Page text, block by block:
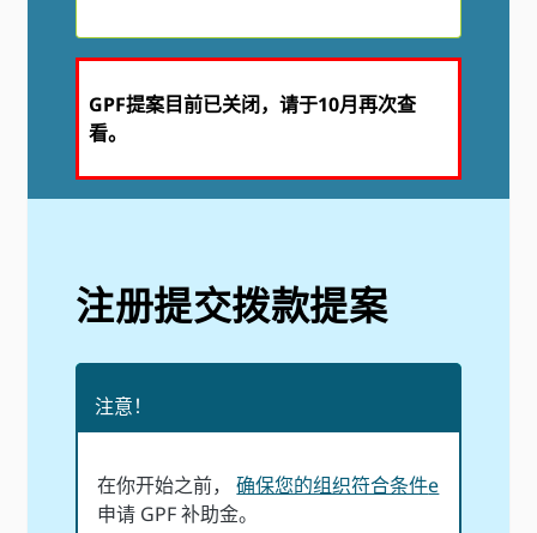
GPF提案目前已关闭，请于10月再次查
看。
注册提交拨款提案
注意！
在你开始之前，确保您的组织符合条件e
申请 GPF 补助金。